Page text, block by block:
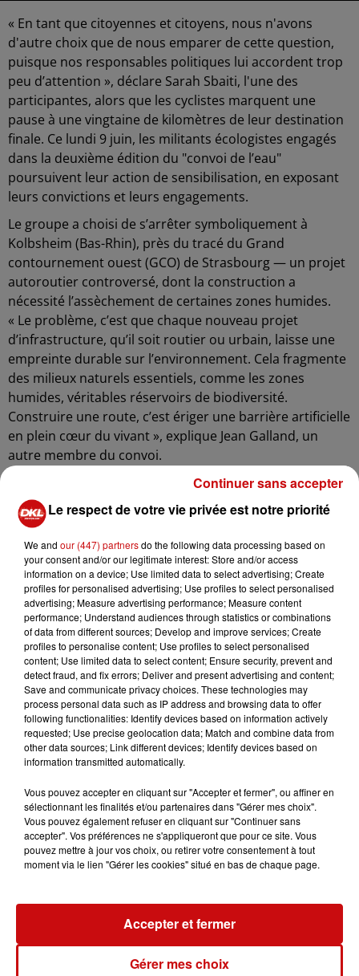
« En tant que citoyennes et citoyens, nous n'avons
d'autre choix que de nous emparer de cette question,
puisque nos responsables politiques lui accordent trop
peu d’attention », déclare Sarah Sbaiti, l'une des
participantes, alors que les cyclistes marquent une
pause à une vingtaine de kilomètres de leur destination
finale. Ce lundi 9 juin, les militants écologistes engagés
dans la deuxième édition du "convoi de l’eau"
poursuivent leur action de sensibilisation, en exposant
leurs convictions et leurs engagements.
Le groupe a choisi de s’arrêter symboliquement à
Kolbsheim (Bas-Rhin), près du tracé du Grand
contournement ouest (GCO) de Strasbourg — un projet
autoroutier controversé, dont la construction a
nécessité l’assèchement de certaines zones humides.
« Le problème, c’est que chaque nouveau projet
d’infrastructure, qu’il soit routier ou urbain, laisse une
empreinte durable sur l’environnement. Cela fragmente
des milieux naturels essentiels, comme les zones
humides, véritables réservoirs de biodiversité.
Construire une route, c’est ériger une barrière artificielle
en plein cœur du vivant », explique Jean Galland, un
autre membre du convoi.
Cécile Germain-Ecuer, coorganisatrice du mouvement,
partage ce constat : « C’est une bataille que nous avons
perdue, mais cela ne doit pas nous démobiliser. Les
luttes à venir sont cruciales et nécessitent un
engagement collectif fort. »
Également élue écologiste, elle souligne l’enjeu
fondamental : « L’eau est à la base de toute vie. Sans elle,
rien ne peut exister. Et aujourd’hui, les menaces qui
pèsent sur cette ressource sont nombreuses, ce qui
justifie pleinement la reconduction de ce convoi. »
Au fil de ces trois journées à vélo, les participants ont
multiplié les haltes symboliques pour attirer l’attention
sur divers enjeux liés à l’eau : pollution par les PFAS,
impact de la viticulture, gestion en montagne… L’eau est
désormais au cœur de nombreuses préoccupations.
passer par un arrêté », déplore Cécile Germain-Ecuer. «
Ce site est l’un des pires en termes de menace pour la
nappe phréatique du Rhin, qui alimente sept millions de
personnes à travers l’Europe. Nous voulions simplement
y faire une photo, mais cela montre à quel point ce sujet
Elle poursuit : « Si la situation se dégrade, c’est en
grande partie à cause des pressions exercées par
certains lobbys. Les décisions politiques privilégient
Le respect de votre vie privée est notre priorité
We and our (447) partnersdo the following data processing based on
your consent and/or our legitimate interest: Store and/or access
information on a device; Use limited data to select advertising; Create
profiles for personalised advertising; Use profiles to select personalised
advertising; Measure advertising performance; Measure content
performance; Understand audiences through statistics or combinations
of data from different sources; Develop and improve services; Create
profiles to personalise content; Use profiles to select personalised
content; Use limited data to select content; Ensure security, prevent and
detect fraud, and fix errors; Deliver and present advertising and content;
Save and communicate privacy choices. These technologies may
process personal data such as IP address and browsing data to offer
following functionalities: Identify devices based on information actively
requested; Use precise geolocation data; Match and combine data from
other data sources; Link different devices; Identify devices based on
information transmitted automatically.
Vous pouvez accepter en cliquant sur "Accepter et fermer", ou affiner en
sélectionnant les finalités et/ou partenaires dans "Gérer mes choix".
Vous pouvez également refuser en cliquant sur "Continuer sans
accepter". Vos préférences ne s'appliqueront que pour ce site. Vous
pouvez mettre à jour vos choix, ou retirer votre consentement à tout
moment via le lien "Gérer les cookies" situé en bas de chaque page.
Gérer mes choix
Accepter et fermer
Continuer sans accepter